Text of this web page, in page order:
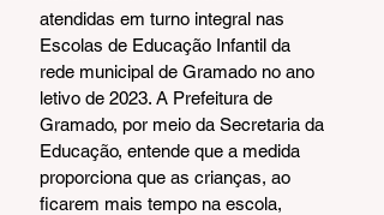
atendidas em turno integral nas
Escolas de Educação Infantil da
rede municipal de Gramado no ano
letivo de 2023. A Prefeitura de
Gramado, por meio da Secretaria da
Educação, entende que a medida
proporciona que as crianças, ao
ficarem mais tempo na escola,